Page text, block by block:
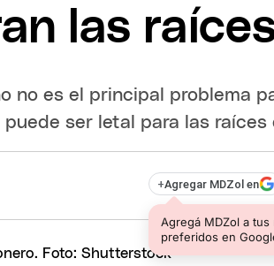
las
no es el principal problema
ser letal para las raíces
+Agregar MDZol en
Agregá MDZol a tus
preferidos en